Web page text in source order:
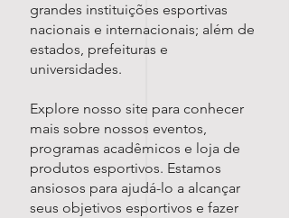
grandes instituições esportivas
nacionais e internacionais; além de
estados, prefeituras e
universidades.
Explore nosso site para conhecer
mais sobre nossos eventos,
programas acadêmicos e loja de
produtos esportivos. Estamos
ansiosos para ajudá-lo a alcançar
seus objetivos esportivos e fazer